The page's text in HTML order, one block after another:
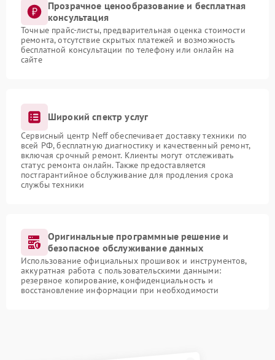
Прозрачное ценообразование и бесплатная
консультация
Точные прайс-листы, предварительная оценка стоимости
ремонта, отсутствие скрытых платежей и возможность
бесплатной консультации по телефону или онлайн на
сайте
Широкий спектр услуг
Сервисный центр Neff обеспечивает доставку техники по
всей РФ, бесплатную диагностику и качественный ремонт,
включая срочный ремонт. Клиенты могут отслеживать
статус ремонта онлайн. Также предоставляется
постгарантийное обслуживание для продления срока
службы техники
Оригинальные программные решение и
безопасное обслуживание данных
Использование официальных прошивок и инструментов,
аккуратная работа с пользовательскими данными:
резервное копирование, конфиденциальность и
восстановление информации при необходимости